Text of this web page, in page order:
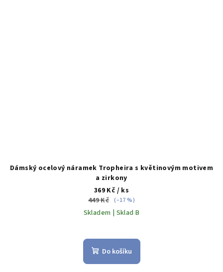
Dámský ocelový náramek Tropheira s květinovým motivem
a zirkony
369 Kč / ks
449 Kč (–17 %)
Skladem | Sklad B
Do košíku